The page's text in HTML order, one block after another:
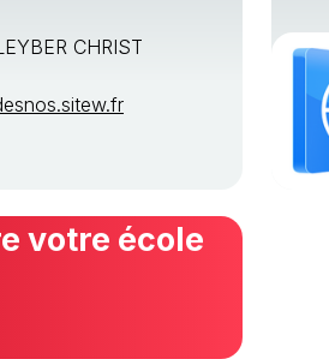
CHRIST
votre école